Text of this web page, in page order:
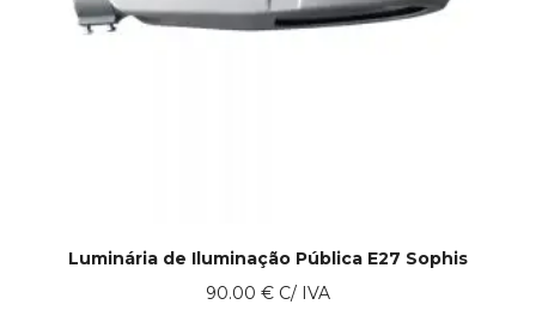
Luminária de Iluminação Pública E27 Sophis
90.00 € C/ IVA